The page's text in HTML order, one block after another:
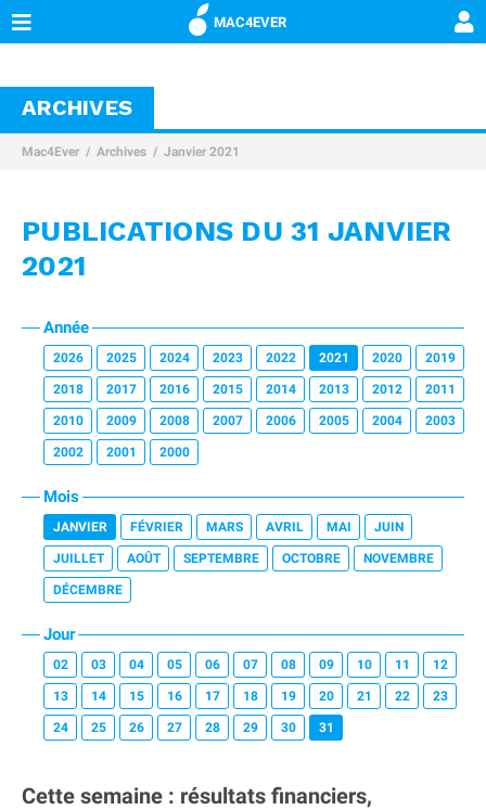
MAC4EVER
ARCHIVES
Mac4Ever Archives Janvier 2021
PUBLICATIONS DU 31 JANVIER
2021
Année
2026 2025 2024 2023 2022 2021 2020 2019
2018 2017 2016 2015 2014 2013 2012 2011
2010 2009 2008 2007 2006 2005 2004 2003
2002 2001 2000
Mois
JANVIER FÉVRIER MARS AVRIL MAI JUIN
JUILLET AOÛT SEPTEMBRE OCTOBRE NOVEMBRE
DÉCEMBRE
Jour
02 03 04 05 06 07 08 09 10 11 12
13 14 15 16 17 18 19 20 21 22 23
24 25 26 27 28 29 30 31
Cette semaine : résultats financiers,